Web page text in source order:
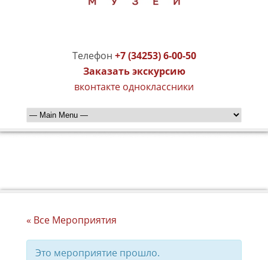
Телефон +7 (34253) 6-00-50
Заказать экскурсию
вконтакте одноклассники
« Все Мероприятия
Это мероприятие прошло.